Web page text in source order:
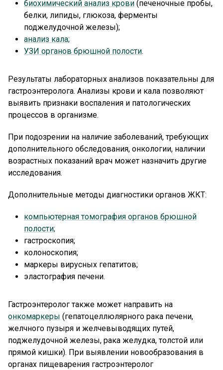
биохимический анализ крови (печеночные пробы,
белки, липиды, глюкоза, ферменты
поджелудочной железы);
анализ кала;
УЗИ органов брюшной полости.
Результаты лабораторных анализов показательны для
гастроэнтеролога. Анализы крови и кала позволяют
выявить признаки воспаления и патологических
процессов в организме.
При подозрении на наличие заболеваний, требующих
дополнительного обследования, онкологии, наличии
возрастных показаний врач может назначить другие
исследования.
Дополнительные методы диагностики органов ЖКТ:
компьютерная томография органов брюшной
полости;
гастроскопия;
колоноскопия;
маркеры вирусных гепатитов;
эластография печени.
Гастроэнтеролог также может направить на
онкомаркеры (гепатоцеллюлярного рака печени,
желчного пузыря и желчевыводящих путей,
поджелудочной железы, рака желудка, толстой или
прямой кишки). При выявлении новообразования в
органах пищеварения гастроэнтеролог